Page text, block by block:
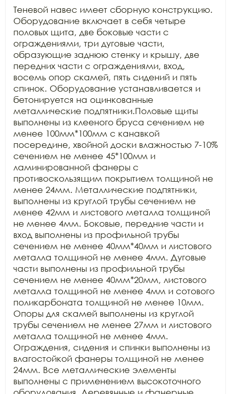
Теневой навес имеет сборную конструкцию.
Оборудование включает в себя четыре
половых щита, две боковые части с
ограждениями, три дуговые части,
образующие заднюю стенку и крышу, две
передних части с ограждениями, вход,
восемь опор скамей, пять сидений и пять
спинок. Оборудование устанавливается и
бетонируется на оцинкованные
металлические подпятники.Половые щиты
выполнены из клееного бруса сечением не
менее 100мм*100мм с канавкой
посередине, хвойной доски влажностью 7-10%
сечением не менее 45*100мм и
ламинированной фанеры с
противоскользящим покрытием толщиной не
менее 24мм. Металлические подпятники,
выполнены из круглой трубы сечением не
менее 42мм и листового металла толщиной
не менее 4мм. Боковые, передние части и
вход выполнены из профильной трубы
сечением не менее 40мм*40мм и листового
металла толщиной не менее 4мм. Дуговые
части выполнены из профильной трубы
сечением не менее 40мм*20мм, листового
металла толщиной не менее 4мм и сотового
поликарбоната толщиной не менее 10мм.
Опоры для скамей выполнены из круглой
трубы сечением не менее 27мм и листового
металла толщиной не менее 4мм.
Ограждения, сидения и спинки выполнены из
влагостойкой фанеры толщиной не менее
24мм. Все металлические элементы
выполнены с применением высокоточного